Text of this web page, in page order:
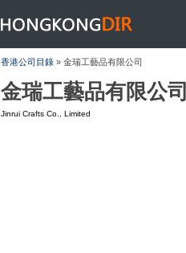
HONGKONGDIR
香港公司目錄 » 金瑞工藝品有限公司
金瑞工藝品有限公司
Jinrui Crafts Co., Limited